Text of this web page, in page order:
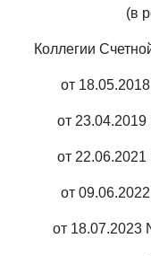
(в
Коллегии
от
от
от
от
от 18.07.2023